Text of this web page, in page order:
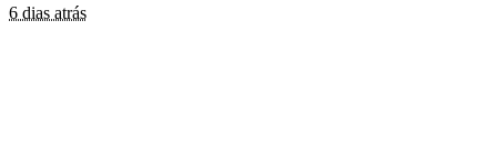
6 dias atrás